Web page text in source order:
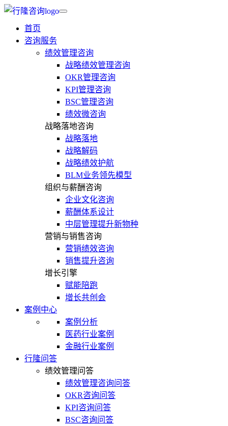
首页
咨询服务
绩效管理咨询
战略绩效管理咨询
OKR管理咨询
KPI管理咨询
BSC管理咨询
绩效微咨询
战略落地咨询
战略落地
战略解码
战略绩效护航
BLM业务领先模型
组织与薪酬咨询
企业文化咨询
薪酬体系设计
中层管理提升新物种
营销与销售咨询
营销绩效咨询
销售提升咨询
增长引擎
赋能陪跑
增长共创会
案例中心
案例分析
医药行业案例
金融行业案例
行隆问答
绩效管理问答
绩效管理咨询问答
OKR咨询问答
KPI咨询问答
BSC咨询问答